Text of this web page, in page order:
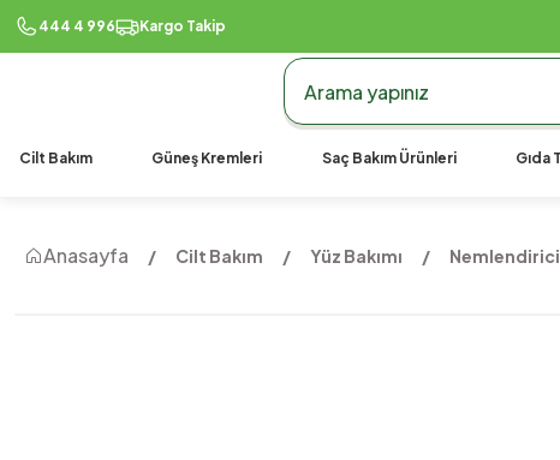
444 4 996 Kargo Takip
Cilt Bakım Güneş Kremleri Saç Bakım Ürünleri Gıda
Anasayfa Cilt Bakım Yüz Bakımı